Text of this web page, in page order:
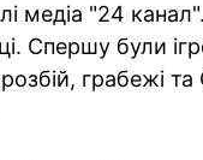
медіа "24
Спершу були
грабежі